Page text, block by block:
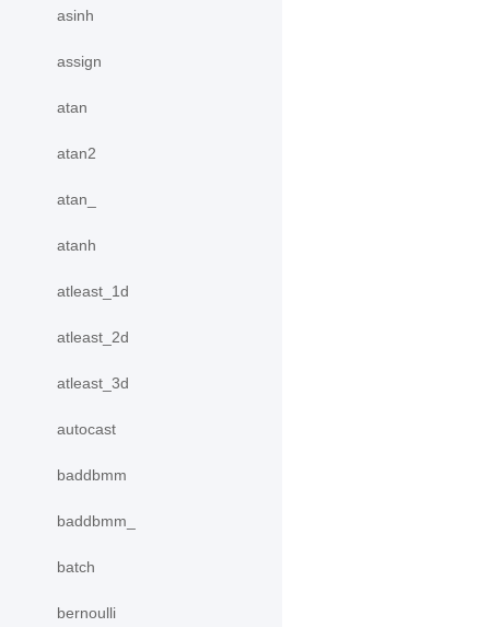
asinh
assign
atan
atan2
atan_
atanh
atleast_1d
atleast_2d
atleast_3d
autocast
baddbmm
baddbmm_
batch
bernoulli